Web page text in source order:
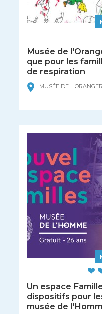
Musée de
que pour les
de respiration
MUSÉE DE
Un espace
dispositifs pour
musée de